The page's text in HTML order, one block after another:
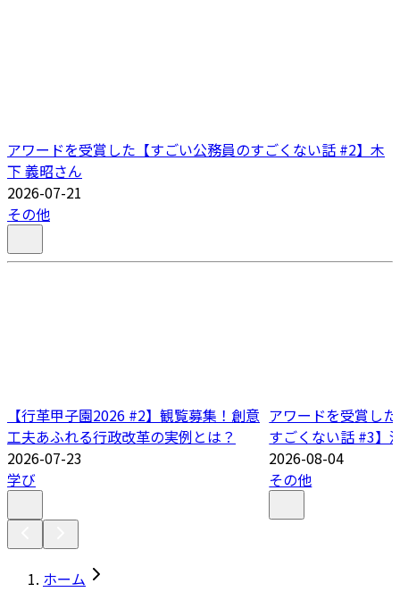
アワードを受賞した【すごい公務員のすごくない話 #2】木
下 義昭さん
2026-07-21
その他
【行革甲子園2026 #2】観覧募集！創意
工夫あふれる行政改革の実例とは？
2026-07-23
学び
アワードを受賞し
すごくない話 #3】
2026-08-04
その他
ホーム